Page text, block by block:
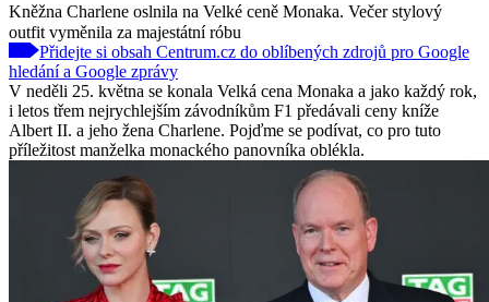
Kněžna Charlene oslnila na Velké ceně Monaka. Večer stylový
outfit vyměnila za majestátní róbu
Přidejte si obsah Centrum.cz do oblíbených zdrojů pro Google
hledání a Google zprávy
V neděli 25. května se konala Velká cena Monaka a jako každý rok,
i letos třem nejrychlejším závodníkům F1 předávali ceny kníže
Albert II. a jeho žena Charlene. Pojďme se podívat, co pro tuto
příležitost manželka monackého panovníka oblékla.